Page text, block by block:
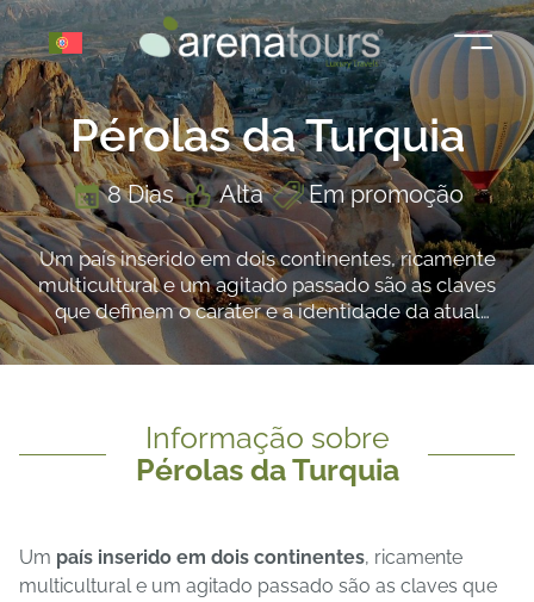
Saltar
para
o
conteúdo
Pérolas da Turquia
8 Dias Alta Em promoção
Um país inserido em dois continentes, ricamente
multicultural e um agitado passado são as claves
que definem o caráter e a identidade da atual
Turquia. Cosmopolita y ecléctica Estambul es una
ciudad magica donde simplesmente perderse entre
Informação sobre
Pérolas da Turquia
Um país inserido em dois continentes, ricamente
multicultural e um agitado passado são as claves que